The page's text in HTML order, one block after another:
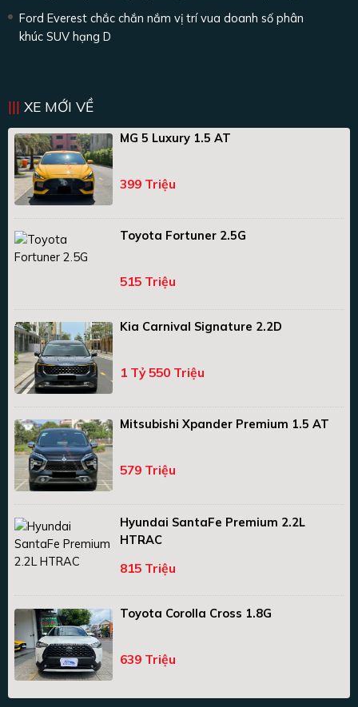
Ford Everest chắc chắn nắm vị trí vua doanh số phân
khúc SUV hạng D
XE MỚI VỀ
MG 5 Luxury 1.5 AT
399 Triệu
Toyota Fortuner 2.5G
515 Triệu
Kia Carnival Signature 2.2D
1 Tỷ 550 Triệu
Mitsubishi Xpander Premium 1.5 AT
579 Triệu
Hyundai SantaFe Premium 2.2L
HTRAC
815 Triệu
Toyota Corolla Cross 1.8G
639 Triệu